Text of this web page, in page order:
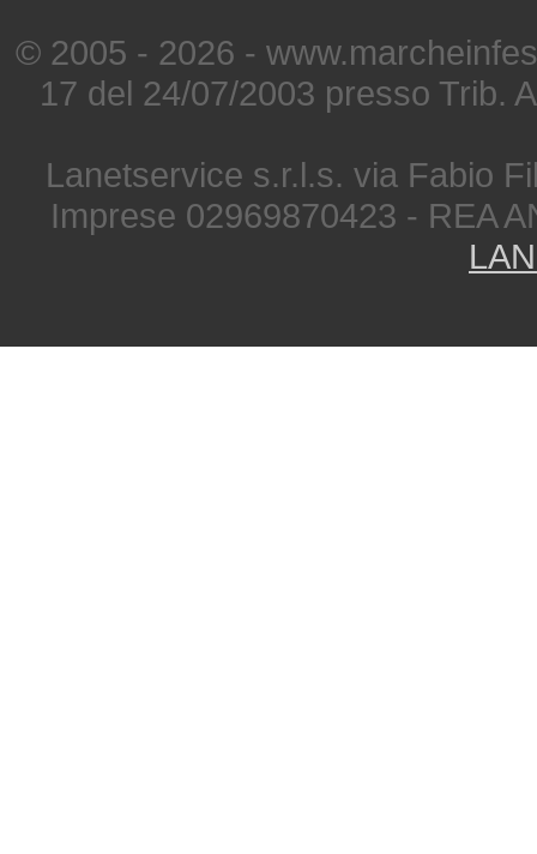
© 2005 - 2026 -
17 del 24/07/2003 presso Trib.
Lanetservice s.r.l.s. via Fabio
Imprese 02969870423 - REA